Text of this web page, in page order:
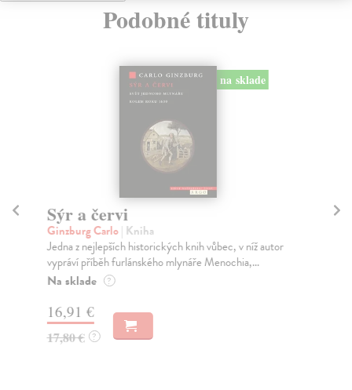
Podobné tituly
na sklade
Sýr a červi
Ginzburg Carlo| Kniha
Jedna z nejlepších historických knih vůbec, v níž autor
vypráví příběh furlánského mlynáře Menochia,...
Na sklade ?
16,91 €
17,80 € ?